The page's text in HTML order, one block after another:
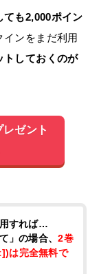
ても2,000ポイン
インをまだ利用
トしておくのが
ゼント
すれば…
」の場合、2巻
は完全無料で